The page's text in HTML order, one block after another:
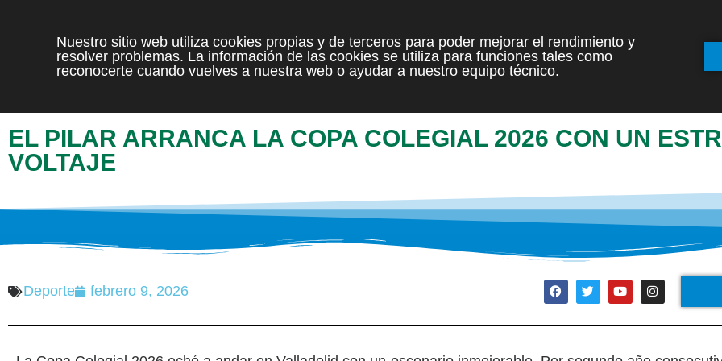
INICIO
EL PILAR ARRANCA LA COPA COLEGIAL 2026 CON UN
VOLTAJE
Deporte febrero 9, 2026
Nuestro sitio web utiliza cookies propias y de terceros para poder mejorar el rendimiento y
resolver problemas. La información de las cookies se utiliza para funciones tales como
reconocerte cuando vuelves a nuestra web o ayudar a nuestro equipo técnico.